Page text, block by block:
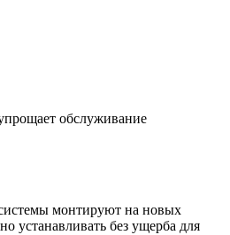
обслуживание
монтируют на новых
устанавливать без ущерба для